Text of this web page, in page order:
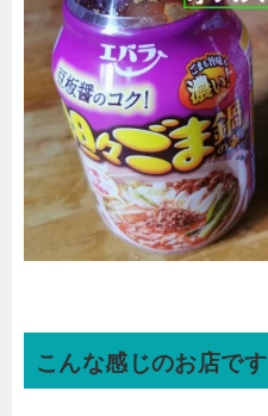
こんな感じのお店です